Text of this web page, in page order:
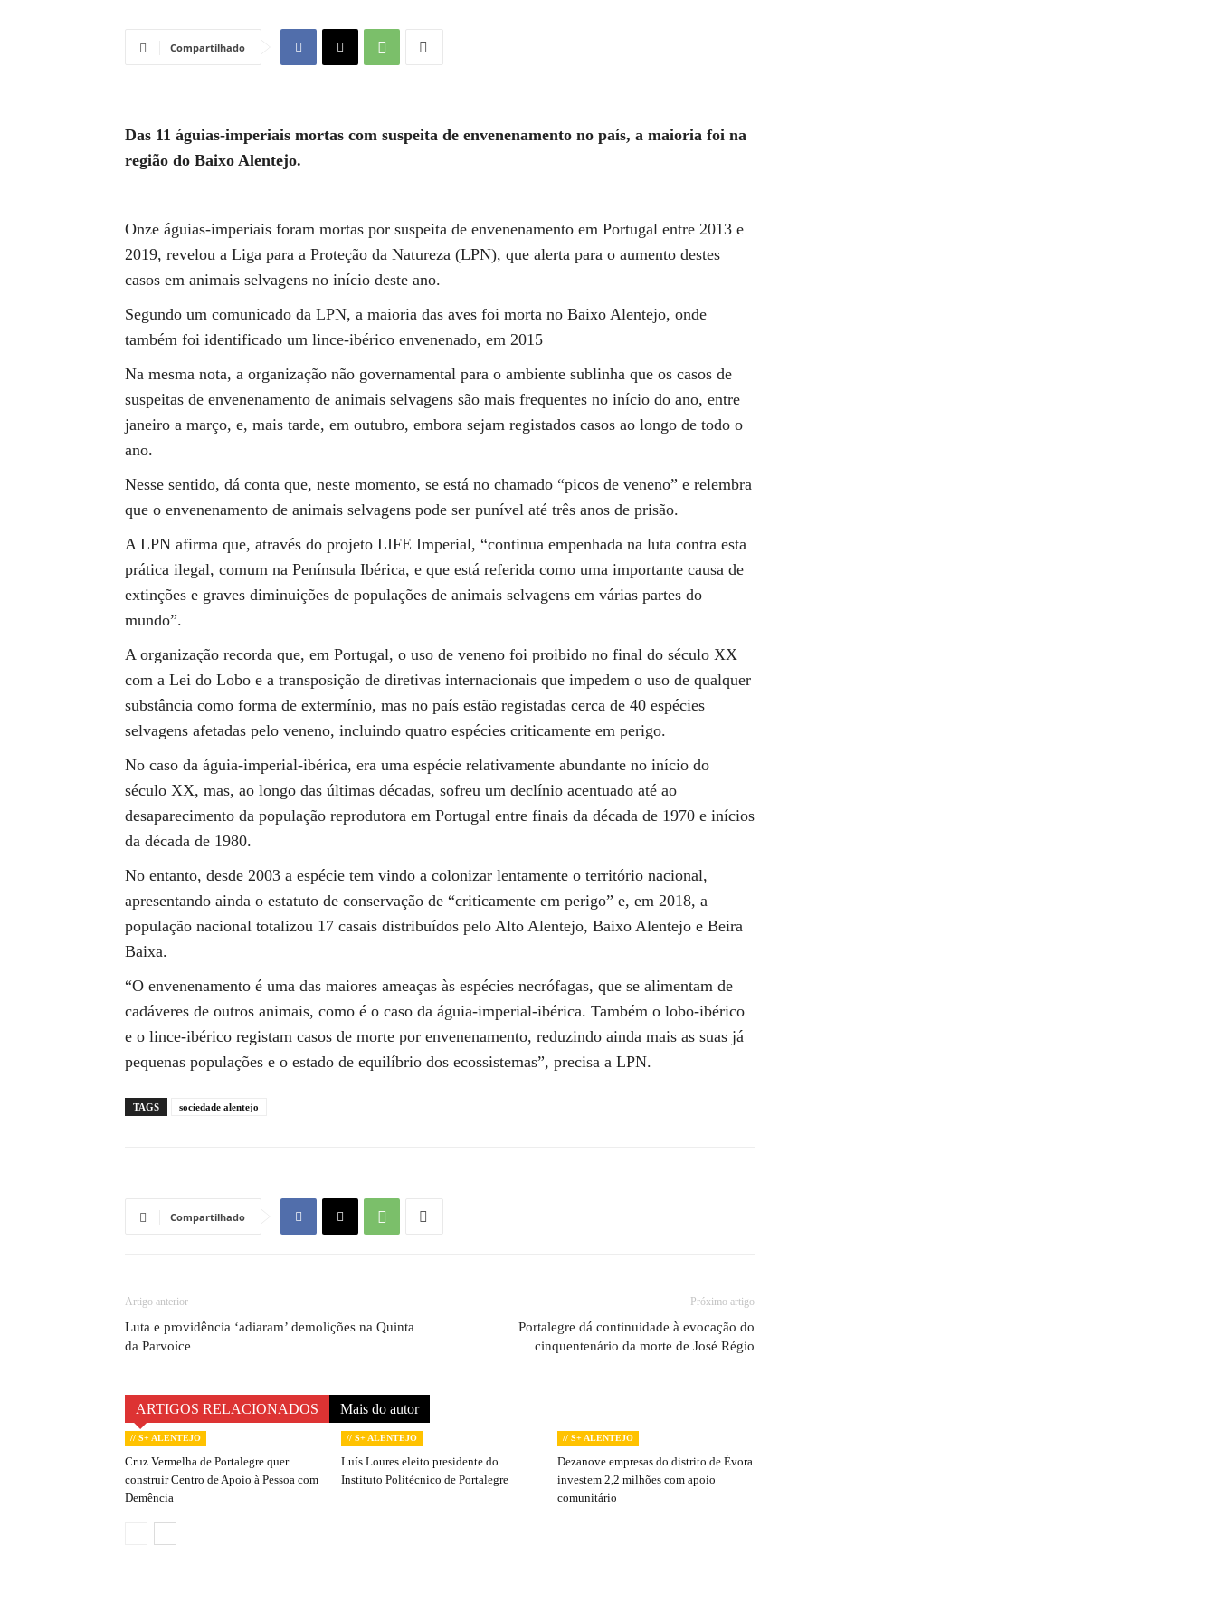
Compartilhado
Das 11 águias-imperiais mortas com suspeita de envenenamento no país, a maioria foi na
região do Baixo Alentejo.
Onze águias-imperiais foram mortas por suspeita de envenenamento em Portugal entre 2013 e
2019, revelou a Liga para a Proteção da Natureza (LPN), que alerta para o aumento destes
casos em animais selvagens no início deste ano.
Segundo um comunicado da LPN, a maioria das aves foi morta no Baixo Alentejo, onde
também foi identificado um lince-ibérico envenenado, em 2015
Na mesma nota, a organização não governamental para o ambiente sublinha que os casos de
suspeitas de envenenamento de animais selvagens são mais frequentes no início do ano, entre
janeiro a março, e, mais tarde, em outubro, embora sejam registados casos ao longo de todo o
ano.
Nesse sentido, dá conta que, neste momento, se está no chamado “picos de veneno” e relembra
que o envenenamento de animais selvagens pode ser punível até três anos de prisão.
A LPN afirma que, através do projeto LIFE Imperial, “continua empenhada na luta contra esta
prática ilegal, comum na Península Ibérica, e que está referida como uma importante causa de
extinções e graves diminuições de populações de animais selvagens em várias partes do
mundo”.
A organização recorda que, em Portugal, o uso de veneno foi proibido no final do século XX
com a Lei do Lobo e a transposição de diretivas internacionais que impedem o uso de qualquer
substância como forma de extermínio, mas no país estão registadas cerca de 40 espécies
selvagens afetadas pelo veneno, incluindo quatro espécies criticamente em perigo.
No caso da águia-imperial-ibérica, era uma espécie relativamente abundante no início do
século XX, mas, ao longo das últimas décadas, sofreu um declínio acentuado até ao
desaparecimento da população reprodutora em Portugal entre finais da década de 1970 e inícios
da década de 1980.
No entanto, desde 2003 a espécie tem vindo a colonizar lentamente o território nacional,
apresentando ainda o estatuto de conservação de “criticamente em perigo” e, em 2018, a
população nacional totalizou 17 casais distribuídos pelo Alto Alentejo, Baixo Alentejo e Beira
Baixa.
“O envenenamento é uma das maiores ameaças às espécies necrófagas, que se alimentam de
cadáveres de outros animais, como é o caso da águia-imperial-ibérica. Também o lobo-ibérico
e o lince-ibérico registam casos de morte por envenenamento, reduzindo ainda mais as suas já
pequenas populações e o estado de equilíbrio dos ecossistemas”, precisa a LPN.
TAGS sociedade alentejo
Compartilhado
Artigo anterior
Luta e providência ‘adiaram’ demolições na Quinta
da Parvoíce
Próximo artigo
Portalegre dá continuidade à evocação do
cinquentenário da morte de José Régio
ARTIGOS RELACIONADOS Mais do autor
// S+ ALENTEJO
Cruz Vermelha de Portalegre quer
construir Centro de Apoio à Pessoa com
Demência
// S+ ALENTEJO
Luís Loures eleito presidente do
Instituto Politécnico de Portalegre
// S+ ALENTEJO
Dezanove empresas do distrito de Évora
investem 2,2 milhões com apoio
comunitário